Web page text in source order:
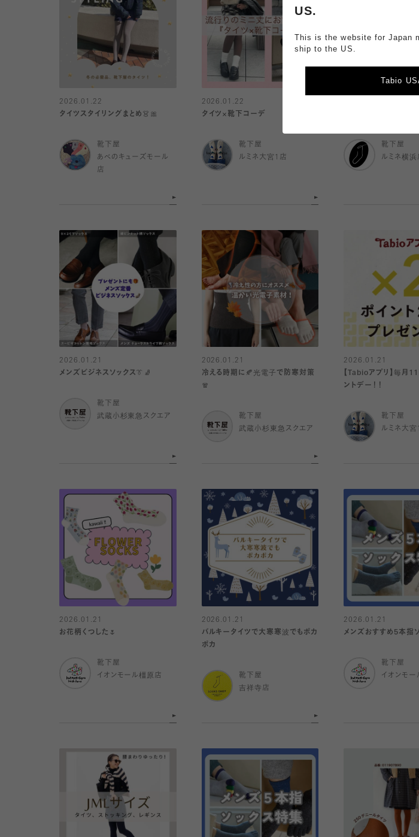
2026.01.22
タイツスタイリングまとめ👗🎀
靴下屋
あべのキューズモール
店
2026.01.22
タイツ×靴下コーデ
靴下屋
ルミネ大宮1店
靴下屋
ルミネ横浜
2026.01.21
メンズビジネスソックス👔🧦
靴下屋
武蔵小杉東急スクエア
2026.01.21
冷える時期に🍂光電子で防寒対策
🧣
靴下屋
武蔵小杉東急スクエア
2026.01.21
【Tabioアプリ】毎月
ントデー！！
靴下屋
ルミネ大宮
2026.01.21
お花柄くつした🌷
靴下屋
イオンモール橿原店
2026.01.21
バルキータイツで大寒寒波でもポカ
ポカ
靴下屋
吉祥寺店
2026.01.21
メンズおすすめ5本指
靴下屋
イオンモ
US.
This is the website for Japan
ship to the US.
Tabio